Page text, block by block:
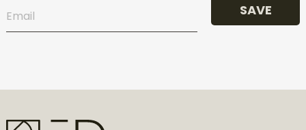
SAVE